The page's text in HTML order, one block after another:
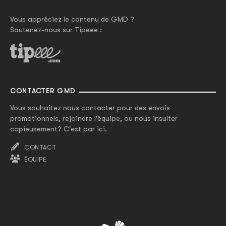
Vous appréciez le contenu de GMD ?
Soutenez-nous sur Tipeee :
CONTACTER GMD
Vous souhaitez nous contacter pour des envois
promotionnels, rejoindre l'équipe, ou nous insulter
copieusement? C'est par ici.
CONTACT
ÉQUIPE